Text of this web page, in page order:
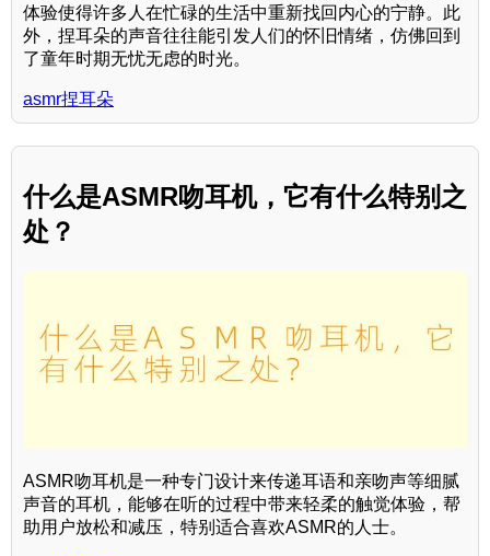
体验使得许多人在忙碌的生活中重新找回内心的宁静。此
外，捏耳朵的声音往往能引发人们的怀旧情绪，仿佛回到
了童年时期无忧无虑的时光。
asmr捏耳朵
什么是ASMR吻耳机，它有什么特别之
处？
ASMR吻耳机是一种专门设计来传递耳语和亲吻声等细腻
声音的耳机，能够在听的过程中带来轻柔的触觉体验，帮
助用户放松和减压，特别适合喜欢ASMR的人士。